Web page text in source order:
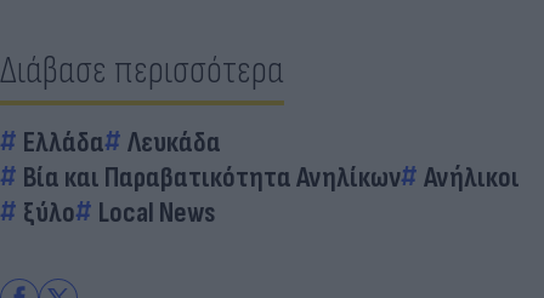
Διάβασε περισσότερα
Ελλάδα
Λευκάδα
Βία και Παραβατικότητα Ανηλίκων
Ανήλικοι
ξύλο
Local News